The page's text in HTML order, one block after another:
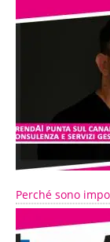
Perché sono